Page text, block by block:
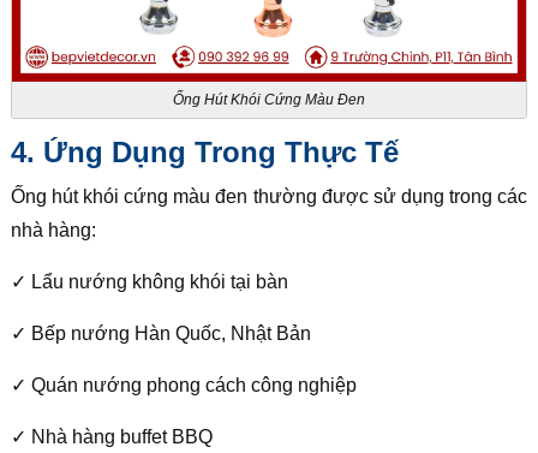
Ống Hút Khói Cứng Màu Đen
4. Ứng Dụng Trong Thực Tế
Ống hút khói cứng màu đen thường được sử dụng trong các
nhà hàng:
✓ Lẩu nướng không khói tại bàn
✓ Bếp nướng Hàn Quốc, Nhật Bản
✓ Quán nướng phong cách công nghiệp
✓ Nhà hàng buffet BBQ